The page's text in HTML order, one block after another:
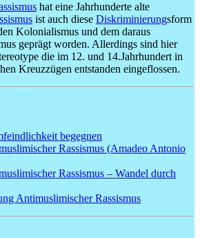
hat eine Jahrhunderte alte
ist auch diese Diskriminierungsform
Kolonialismus und dem daraus
geprägt worden. Allerdings sind hier
die im 12. und 14.Jahrhundert in
Kreuzzügen entstanden eingeflossen.
begegnen
Rassismus (Amadeo Antonio
Rassismus – Wandel durch
Antimuslimischer Rassismus